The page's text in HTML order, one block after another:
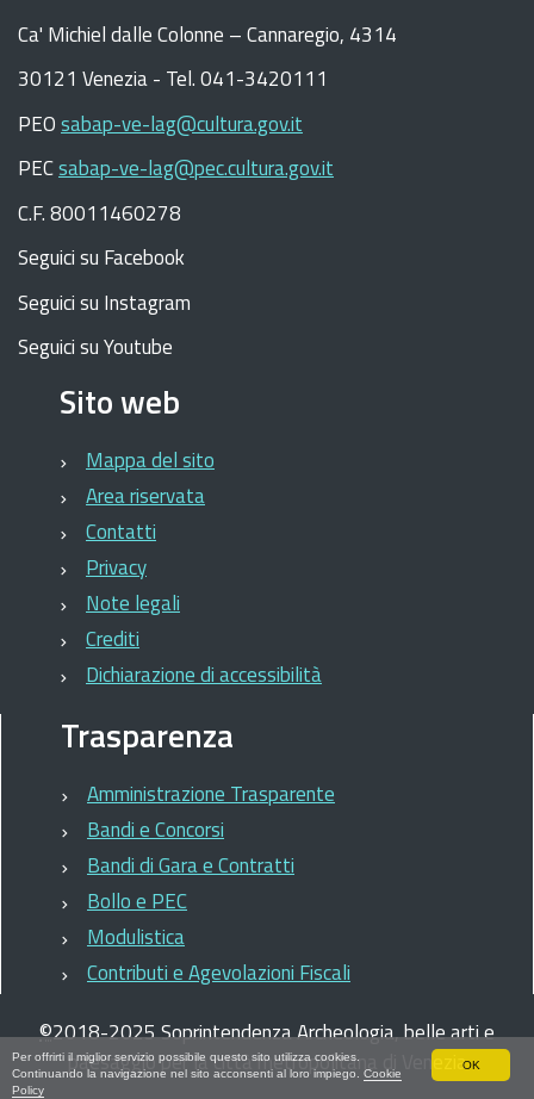
Per offrirti il miglior servizio possibile questo sito utilizza cookies.
Continuando la navigazione nel sito acconsenti al loro impiego. Cookie
Policy
OK
Ca' Michiel dalle Colonne – Cannaregio, 4314
30121 Venezia - Tel. 041-3420111
PEOsabap-ve-lag@cultura.gov.it
PECsabap-ve-lag@pec.cultura.gov.it
C.F. 80011460278
Seguici su Facebook
Seguici su Instagram
Seguici su Youtube
Sito web
Mappa del sito
Area riservata
Contatti
Privacy
Note legali
Crediti
Dichiarazione di accessibilità
Trasparenza
Amministrazione Trasparente
Bandi e Concorsi
Bandi di Gara e Contratti
Bollo e PEC
Modulistica
Contributi e Agevolazioni Fiscali
©2018-2025Soprintendenza Archeologia, belle arti e
paesaggio per la città metropolitana di Venezia